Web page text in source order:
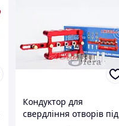
Кондуктор для
свердління отворів під